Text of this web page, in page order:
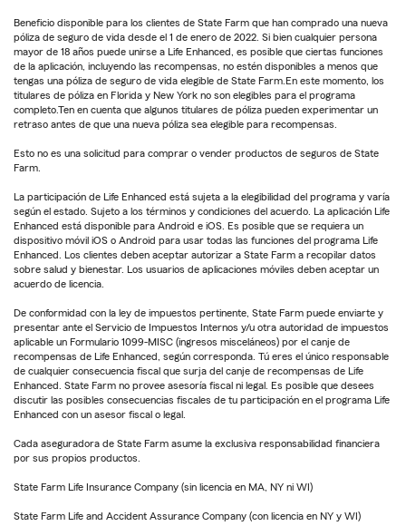
Beneficio disponible para los clientes de State Farm que han comprado una nueva
póliza de seguro de vida desde el 1 de enero de 2022. Si bien cualquier persona
mayor de 18 años puede unirse a Life Enhanced, es posible que ciertas funciones
de la aplicación, incluyendo las recompensas, no estén disponibles a menos que
tengas una póliza de seguro de vida elegible de State Farm.En este momento, los
titulares de póliza en Florida y New York no son elegibles para el programa
completo.Ten en cuenta que algunos titulares de póliza pueden experimentar un
retraso antes de que una nueva póliza sea elegible para recompensas.
Esto no es una solicitud para comprar o vender productos de seguros de State
Farm.
La participación de Life Enhanced está sujeta a la elegibilidad del programa y varía
según el estado. Sujeto a los términos y condiciones del acuerdo. La aplicación Life
Enhanced está disponible para Android e iOS. Es posible que se requiera un
dispositivo móvil iOS o Android para usar todas las funciones del programa Life
Enhanced. Los clientes deben aceptar autorizar a State Farm a recopilar datos
sobre salud y bienestar. Los usuarios de aplicaciones móviles deben aceptar un
acuerdo de licencia.
De conformidad con la ley de impuestos pertinente, State Farm puede enviarte y
presentar ante el Servicio de Impuestos Internos y/u otra autoridad de impuestos
aplicable un Formulario 1099-MISC (ingresos misceláneos) por el canje de
recompensas de Life Enhanced, según corresponda. Tú eres el único responsable
de cualquier consecuencia fiscal que surja del canje de recompensas de Life
Enhanced. State Farm no provee asesoría fiscal ni legal. Es posible que desees
discutir las posibles consecuencias fiscales de tu participación en el programa Life
Enhanced con un asesor fiscal o legal.
Cada aseguradora de State Farm asume la exclusiva responsabilidad financiera
por sus propios productos.
State Farm Life Insurance Company (sin licencia en MA, NY ni WI)
State Farm Life and Accident Assurance Company (con licencia en NY y WI)